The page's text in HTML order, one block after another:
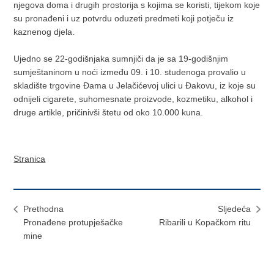
njegova doma i drugih prostorija s kojima se koristi, tijekom koje
su pronađeni i uz potvrdu oduzeti predmeti koji potječu iz
kaznenog djela.
Ujedno se 22-godišnjaka sumnjiči da je sa 19-godišnjim
sumještaninom u noći između 09. i 10. studenoga provalio u
skladište trgovine Đama u Jelačićevoj ulici u Đakovu, iz koje su
odnijeli cigarete, suhomesnate proizvode, kozmetiku, alkohol i
druge artikle, pričinivši štetu od oko 10.000 kuna.
Stranica
Prethodna
Pronađene protupješačke
mine
Sljedeća
Ribarili u Kopačkom ritu